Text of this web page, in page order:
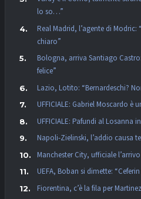
lo so…”
Real Madrid, l’agente di
chiaro”
Bologna, arriva Santiago
felice”
Lazio, Lotito: “Bernardeschi?
UFFICIALE: Gabriel Moscardo
UFFICIALE: Pafundi al Losanna
Napoli-Zielinski, l’addio causa
Manchester City, ufficiale
UEFA, Boban si dimette:
Fiorentina, c’è la fila per